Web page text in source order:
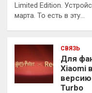
Limited Edition.
марта. То есть в эту…
СВЯЗЬ
Для
Xiaomi
Turbo